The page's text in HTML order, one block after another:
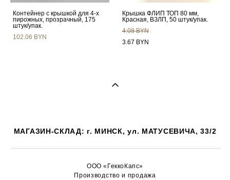
Контейнер с крышкой для 4-х
пирожных, прозрачный, 175
штук/упак.
102.06 BYN
Крышка ФЛИП ТОП 80 мм,
Красная, ВЗЛП, 50 штук/упак.
4.08 BYN
3.67 BYN
МАГАЗИН-СКЛАД: г. МИНСК, ул. МАТУСЕВИЧА, 33/2
ООО «ГеккоКапс»
Производство и продажа